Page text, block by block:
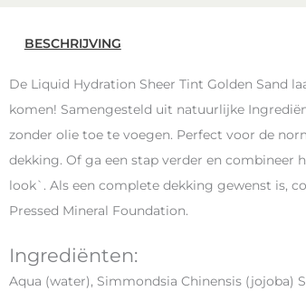
BESCHRIJVING
De Liquid Hydration Sheer Tint Golden Sand
komen! Samengesteld uit natuurlijke
zonder olie toe te voegen. Perfect voor de
dekking. Of ga een stap verder en combineer
look`. Als een complete dekking gewenst is,
Pressed Mineral Foundation.
Ingrediënten:
Aqua (water), Simmondsia Chinensis (jojoba)